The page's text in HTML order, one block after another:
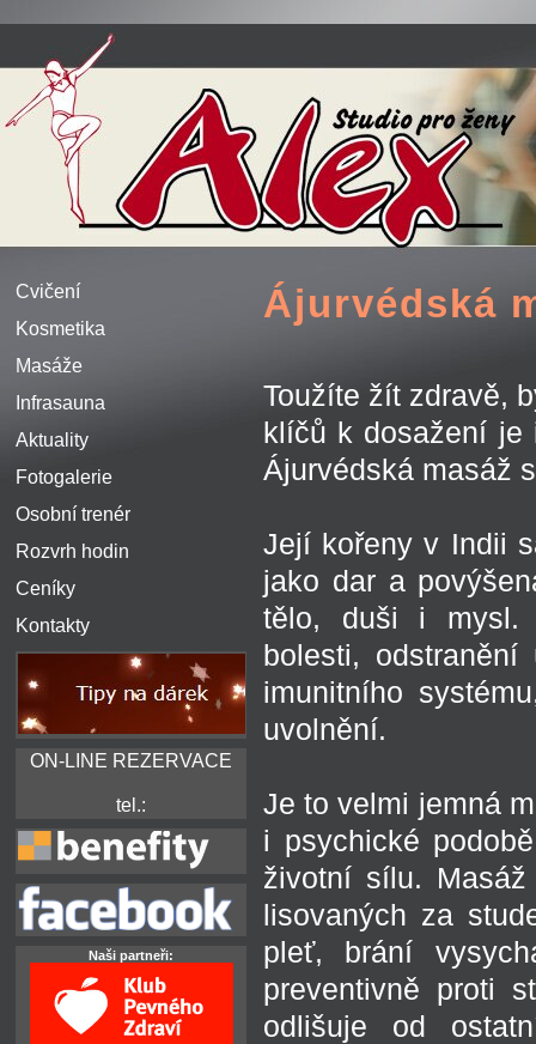
Cvičení
Kosmetika
Masáže
Infrasauna
Aktuality
Fotogalerie
Osobní trenér
Rozvrh hodin
Ceníky
Kontakty
ON-LINE REZERVACE
tel.:
Naši partneři:
Ájurvédská
Toužíte žít zdravě,
klíčů k dosažení je
Ájurvédská masáž
Její kořeny v Indii
jako dar a
tělo, duši i mysl.
bolesti,
imunitního
uvolnění.
Je to velmi jemná
i psychické
životní sílu.
lisovaných za
pleť, brání
preventivně proti
odlišuje od